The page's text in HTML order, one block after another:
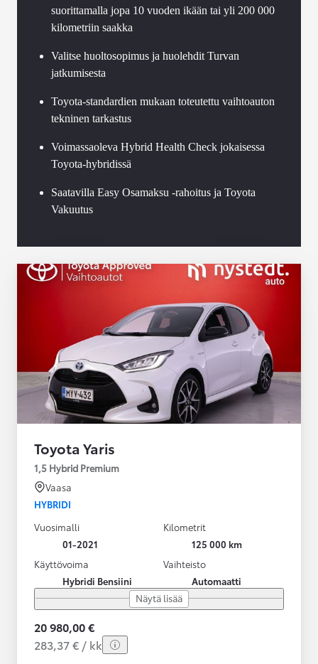
suorittamalla jopa 10 vuoden ikään tai yli 200 000
kilometriin saakka
Valitse huoltosopimus ja huolehdit Turvan
jatkumisesta
Toyota-standardien mukaan toteutettu vaihtoauton
tekninen tarkastus
Voimassaoleva Hybrid Health Check jokaisessa
Toyota-hybridissä
Saatavilla Easy Osamaksu -rahoitus ja Toyota
Vakuutus
Toyota Yaris
1,5 Hybrid Premium
Vaasa
HYBRIDI
Vuosimalli
01-2021
Kilometrit
125 000 km
Käyttövoima
Hybridi Bensiini
Vaihteisto
Automaatti
Näytä lisää
20 980,00 €
283,37 € / kk